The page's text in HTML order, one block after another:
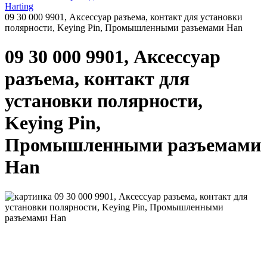
Harting
09 30 000 9901, Аксессуар разъема, контакт для установки
полярности, Keying Pin, Промышленными разъемами Han
09 30 000 9901, Аксессуар
разъема, контакт для
установки полярности,
Keying Pin,
Промышленными разъемами
Han